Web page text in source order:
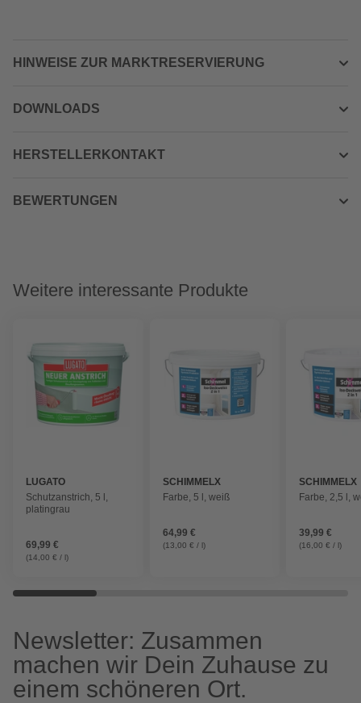
HINWEISE ZUR MARKTRESERVIERUNG
DOWNLOADS
HERSTELLERKONTAKT
BEWERTUNGEN
Weitere interessante Produkte
LUGATO
Schutzanstrich, 5 l,
platingrau
69,99 €
(14,00 € / l)
SCHIMMELX
Farbe, 5 l, weiß
64,99 €
(13,00 € / l)
SCHIMMELX
Farbe, 2,5 l,
39,99 €
(16,00 € / l)
Newsletter: Zusammen
machen wir Dein Zuhause zu
einem schöneren Ort.